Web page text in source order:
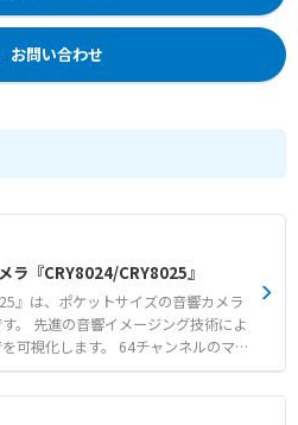
お問い合わせ
ラ『CRY8024/CRY8025』
』は、ポケットサイズの音響カメラ
す。 先進の音響イメージング技術によ
可視化します。 64チャンネルのマイ
アルタイムで音源の位置特定を行い
や部分放電などの異常を迅速に特定